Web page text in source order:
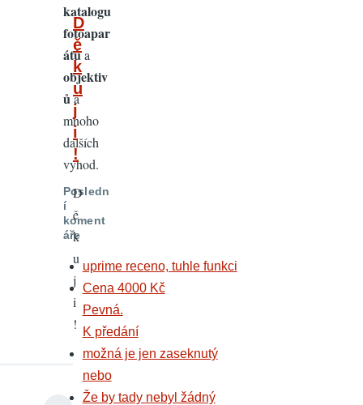
In
reply
to
pěkné
by
fotopomper
D
ě
k
u
j
i
!
D
ě
k
u
j
i
!
katalogu
fotoapar
átůa
objektiv
ůa
mnoho
dalších
výhod.
Posledn
í
koment
áře
uprime receno, tuhle funkci
Cena 4000 Kč
Pevná.
K předání
možná je jen zaseknutý
nebo
Že by tady nebyl žádný